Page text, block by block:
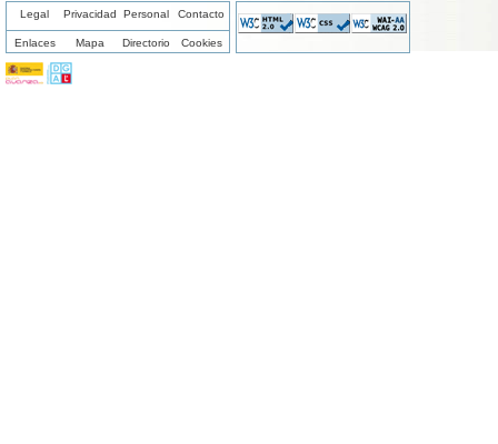
Legal Privacidad Personal Contacto
Enlaces Mapa Directorio Cookies